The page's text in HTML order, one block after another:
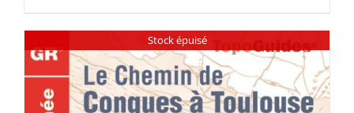
Stock épuisé